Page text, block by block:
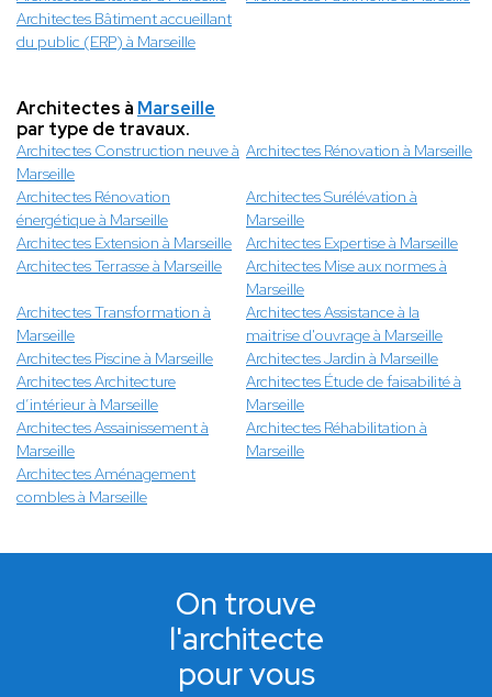
Architectes Bâtiment accueillant
du public (ERP) à Marseille
Architectes à Marseille
par type de travaux.
Architectes Construction neuve à
Marseille
Architectes Rénovation à Marseille
Architectes Rénovation
énergétique à Marseille
Architectes Surélévation à
Marseille
Architectes Extension à Marseille
Architectes Expertise à Marseille
Architectes Terrasse à Marseille
Architectes Mise aux normes à
Marseille
Architectes Transformation à
Marseille
Architectes Assistance à la
maitrise d'ouvrage à Marseille
Architectes Piscine à Marseille
Architectes Jardin à Marseille
Architectes Architecture
d’intérieur à Marseille
Architectes Étude de faisabilité à
Marseille
Architectes Assainissement à
Marseille
Architectes Réhabilitation à
Marseille
Architectes Aménagement
combles à Marseille
On trouve
l'architecte
pour vous